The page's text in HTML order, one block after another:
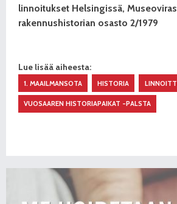
linnoitukset Helsingissä,
rakennushistorian osasto 2/1979
Lue lisää aiheesta:
1. MAAILMANSOTA HISTORIA
VUOSAAREN HISTORIAPAIKAT -PALSTA